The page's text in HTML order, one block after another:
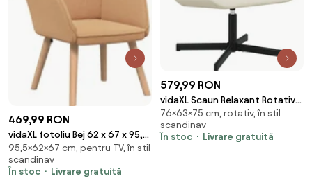
469,99 RON
vidaXL fotoliu Bej 62 x 67 x 95,5
cm Țesătura Sherpa
95,5×62×67 cm, pentru TV, în stil
scandinav
În stoc
Livrare gratuită
579,99 RON
vidaXL Scaun Relaxant Rotativ
Crem 63 x 75 x 76 cm Catifea
76×63×75 cm, rotativ, în stil
scandinav
În stoc
Livrare gratuită